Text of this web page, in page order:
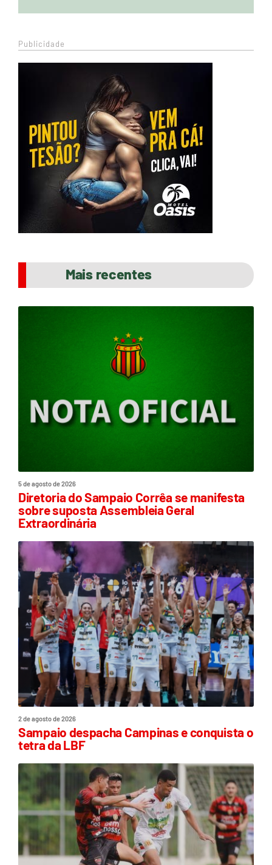
Publicidade
Mais recentes
5 de agosto de 2026
Diretoria do Sampaio Corrêa se manifesta
sobre suposta Assembleia Geral
Extraordinária
2 de agosto de 2026
Sampaio despacha Campinas e conquista o
tetra da LBF